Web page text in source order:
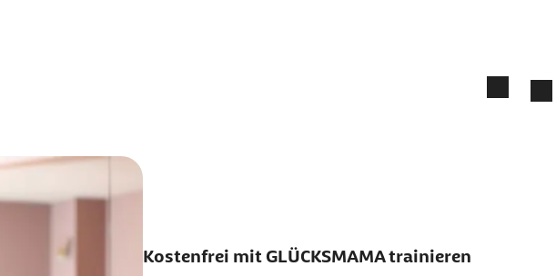
Kostenfrei mit GLÜCKSMAMA trainieren